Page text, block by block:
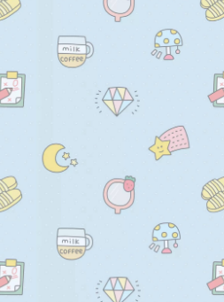
//
//
//     );
//
//
//
let ctx =
// 绘制背景